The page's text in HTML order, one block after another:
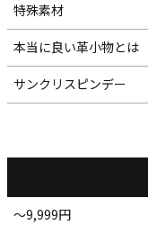
特殊素材
本当に良い革小物とは
サンクリスピンデー
～9,999円